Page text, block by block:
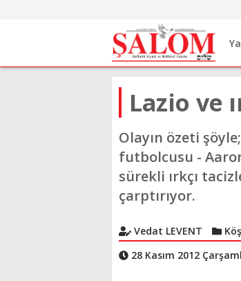
Lazio ve
Olayın özeti
futbolcusu -
sürekli ırkçı
çarptırıyor.
Vedat LEVENT
28 Kasım 2012